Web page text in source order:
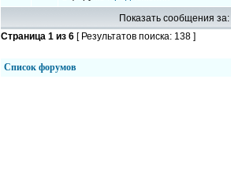
Показать сообщения за:
Страница 1 из 6 [ Результатов поиска: 138 ]
Список форумов